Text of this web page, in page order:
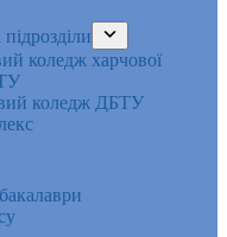
коледж харчової
коледж ДБТУ